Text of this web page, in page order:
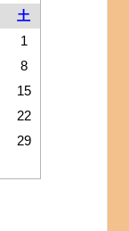
土
1
8
15
22
29